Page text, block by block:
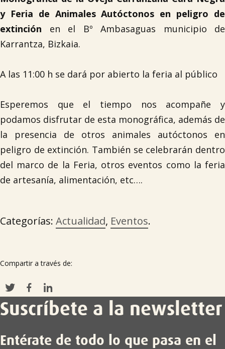
y Feria de Animales Autóctonos en peligro de
extinción en el Bº Ambasaguas municipio de
Karrantza, Bizkaia.
A las 11:00 h se dará por abierto la feria al público
Esperemos que el tiempo nos acompañe y
podamos disfrutar de esta monográfica, además de
la presencia de otros animales autóctonos en
peligro de extinción. También se celebrarán dentro
del marco de la Feria, otros eventos como la feria
de artesanía, alimentación, etc….
Categorías: Actualidad, Eventos.
Compartir a través de:
Suscríbete a la newsletter
Entérate de todo lo que pasa en el